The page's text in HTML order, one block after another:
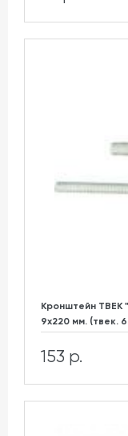
Кронштейн ТВЕК
9х220 мм. (твек.
153 р.